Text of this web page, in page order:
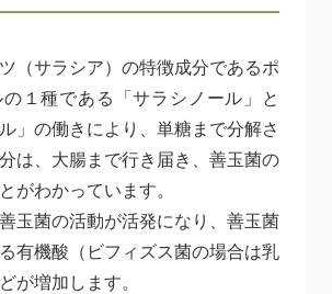
（サラシア）の特徴成分であるポ
１種である「サラシノール」と
」の働きにより、単糖まで分解さ
は、大腸まで行き届き、善玉菌の
がわかっています。
玉菌の活動が活発になり、善玉菌
有機酸（ビフィズス菌の場合は乳
が増加します。